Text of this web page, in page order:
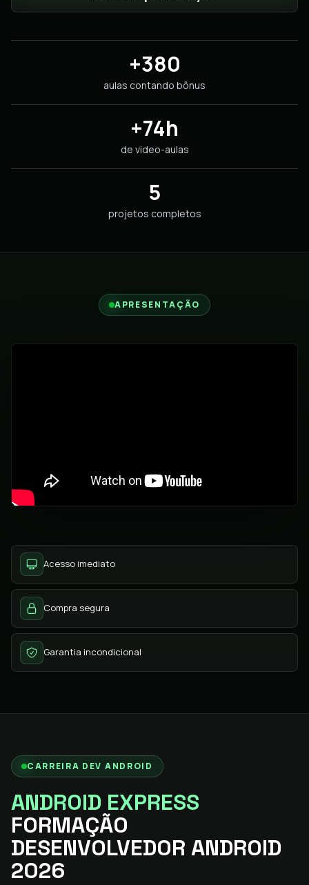
+380
aulas contando bônus
+74h
de video-aulas
5
projetos completos
APRESENTAÇÃO
Acesso imediato
Compra segura
Garantia incondicional
CARREIRA DEV ANDROID
ANDROID EXPRESS
FORMAÇÃO
DESENVOLVEDOR ANDROID
2026